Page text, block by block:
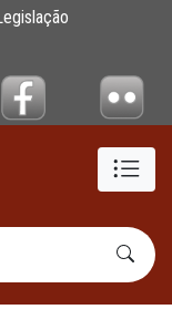
Nº